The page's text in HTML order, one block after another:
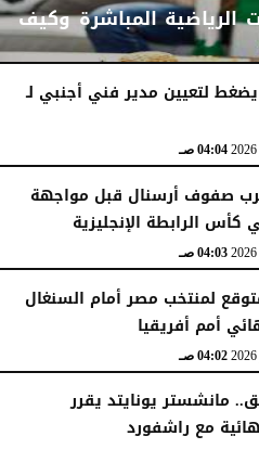
الرياضية المباشرة وكيف
لتعيين مدير فني أجنبي لـ
04:04 صـ
صفوف أرسنال قبل مواجهة
الرابطة الإنجليزية
04:03 صـ
لمنتخب مصر أمام السنغال
أمم أفريقيا
04:02 صـ
مانشستر يونايتد يقرر
مع راشفورد